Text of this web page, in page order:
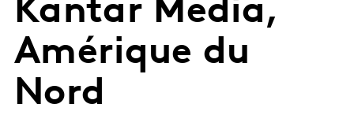
Kantar Media,
Amérique du
Nord